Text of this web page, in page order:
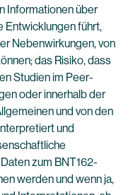
Informationen über
Entwicklungen führt,
Nebenwirkungen, von
das Risiko, dass
Studien im Peer-
oder innerhalb der
und von den
und
zum BNT162-
werden und wenn ja,